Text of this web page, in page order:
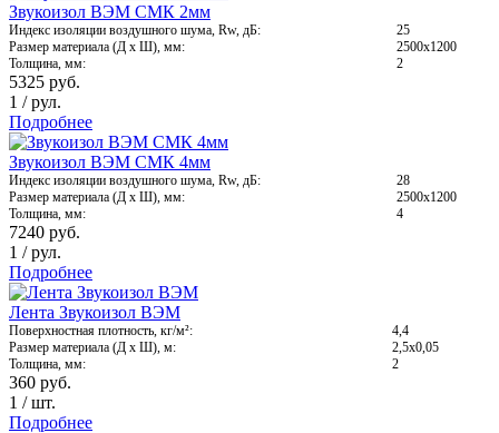
Звукоизол ВЭМ СМК 2мм
Индекс изоляции воздушного шума, Rw, дБ:
25
Размер материала (Д x Ш), мм:
2500х1200
Толщина, мм:
2
5325 руб.
1 /рул.
Подробнее
Звукоизол ВЭМ СМК 4мм
Индекс изоляции воздушного шума, Rw, дБ:
28
Размер материала (Д x Ш), мм:
2500х1200
Толщина, мм:
4
7240 руб.
1 /рул.
Подробнее
Лента Звукоизол ВЭМ
Поверхностная плотность, кг/м²:
4,4
Размер материала (Д х Ш), м:
2,5х0,05
Толщина, мм:
2
360 руб.
1 /шт.
Подробнее